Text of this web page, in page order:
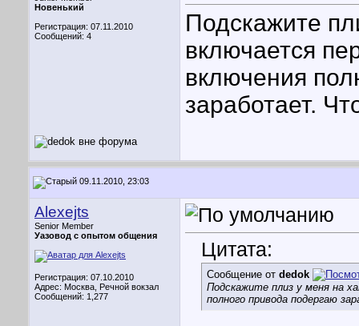
Новенький
Регистрация: 07.11.2010
Сообщений: 4
Подскажите
включается
включения
заработает.
09.11.2010, 23:03
Alexejts
Senior Member
Уазовод с опытом общения
Регистрация: 07.10.2010
Адрес: Москва, Речной вокзал
Сообщений: 1,277
Цитата:
Сообщение от dedok
Подскажите плиз у меня на
полного привода подергаю